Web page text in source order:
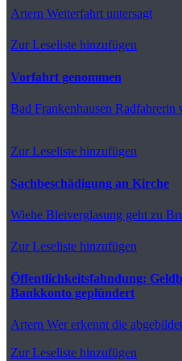
Artern Weiterfahrt untersagt
Zur Leseliste hinzufügen
Vorfahrt genommen
Bad Frankenhausen Radfahrerin
Zur Leseliste hinzufügen
Sachbeschädigung an Kirche
Wiehe Bleiverglasung geht zu
Zur Leseliste hinzufügen
Öffentlichkeitsfahndung:
Bankkonto geplündert
Artern Wer erkennt die
Zur Leseliste hinzufügen